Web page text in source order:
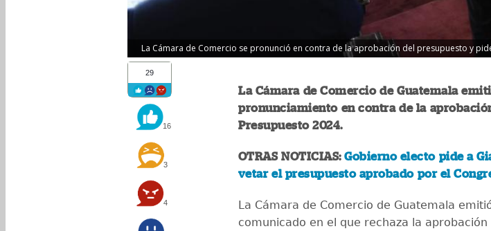
La Cámara de Comercio se pronunció en contra de la aprobación del presupuesto y
29
16
3
4
La Cámara de Comercio de Guatemala
pronunciamiento en contra de la
Presupuesto 2024.
OTRAS NOTICIAS:Gobierno electo pide a
vetar el presupuesto aprobado por el
La Cámara de Comercio de Guatemala
comunicado en el que rechaza la aprobación